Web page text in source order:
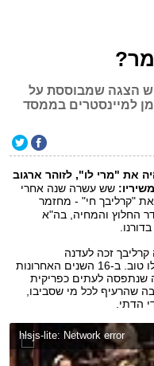
יש הצגה שמבוססת על
למיינסטרים בממסד
את "מרי לו", לזוהר ארגוב
שש עשרה שנה אחרי
"קרליבך חי" - מחזמר
החלוץ והמחיה, בה"א
זכה לעדנה
ולפופולריות העצומה שלו רק לאחר שפרש לעולם שכולו טוב. ב-16 השנים האחרונות
שנתפסה לעתים כפריקית
שהרעיף לכל מי שסביבו,
הדתי.
hlsjs-lite: Network error